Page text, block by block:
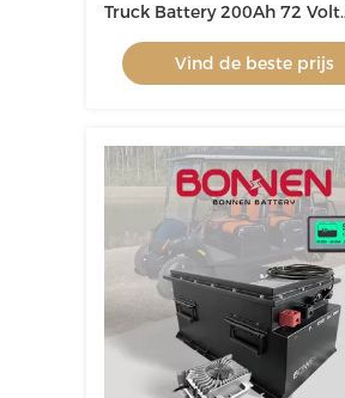
Truck Battery 200Ah 72 Volt
Lithium Battery Voor Golfkar
Vind de beste prijs